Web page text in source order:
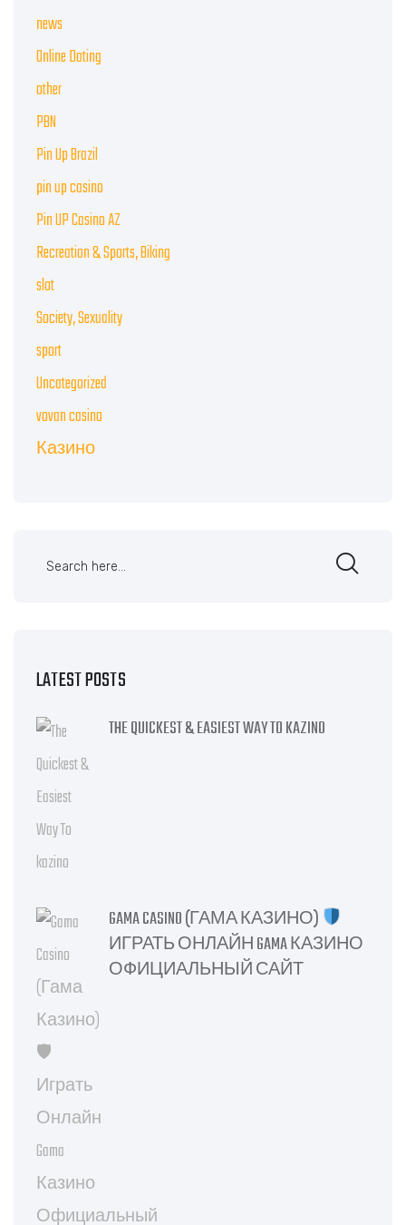
news
Online Dating
other
PBN
Pin Up Brazil
pin up casino
Pin UP Casino AZ
Recreation & Sports, Biking
slot
Society, Sexuality
sport
Uncategorized
vovan casino
Казино
LATEST POSTS
THE QUICKEST & EASIEST WAY TO KAZINO
GAMA CASINO (ГАМА КАЗИНО)
ИГРАТЬ ОНЛАЙН GAMA КАЗИНО
ОФИЦИАЛЬНЫЙ САЙТ